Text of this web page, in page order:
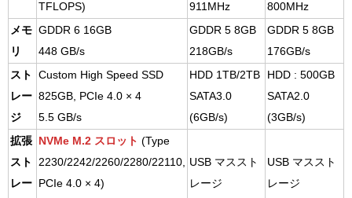
TFLOPS)
911MHz
800MHz
メモ
リ
GDDR 6 16GB
448 GB/s
GDDR 5 8GB
218GB/s
GDDR 5 8GB
176GB/s
スト
レー
ジ
Custom High Speed SSD
825GB, PCIe 4.0 × 4
5.5 GB/s
HDD 1TB/2TB
SATA3.0
(6GB/s)
HDD : 500GB
SATA2.0
(3GB/s)
拡張
スト
レー
NVMe M.2 スロット (Type
2230/2242/2260/2280/22110,
PCIe 4.0 × 4)
USB マススト
レージ
USB マススト
レージ